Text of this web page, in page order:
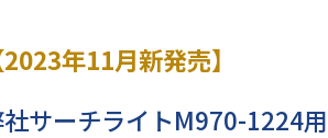
2023年11月新発売】
サーチライトM970-1224